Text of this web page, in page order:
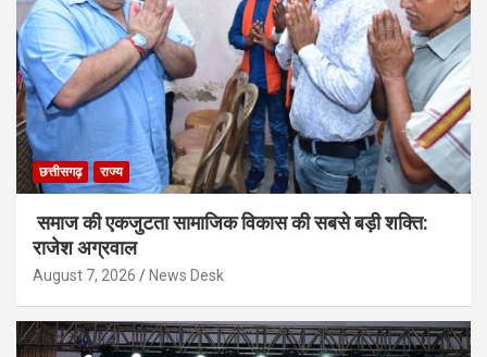
छत्तीसगढ़ राज्य
समाज की एकजुटता सामाजिक विकास की सबसे बड़ी शक्ति:
राजेश अग्रवाल
August 7, 2026 News Desk